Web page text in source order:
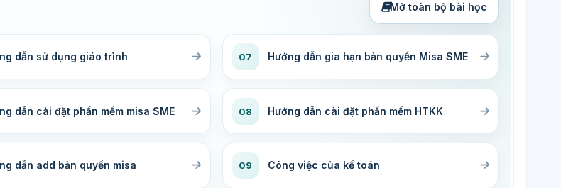
Mở toàn bộ bài học
dẫn sử dụng giáo trình
dẫn cài đặt phần mềm misa SME
dẫn add bản quyền misa
07 Hướng dẫn gia hạn bản quyền Misa SME
08 Hướng dẫn cài đặt phần mềm HTKK
09 Công việc của kế toán